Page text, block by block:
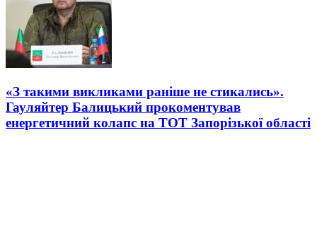
«З такими викликами раніше не стикались».
Гауляйтер Балицький прокоментував
енергетичний колапс на ТОТ Запорізької області